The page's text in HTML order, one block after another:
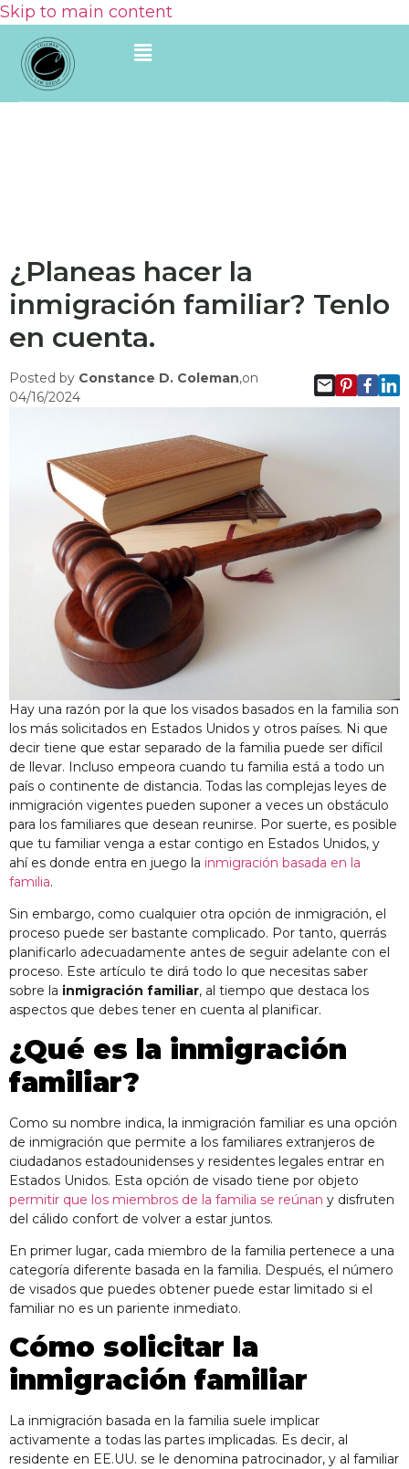
Skip to main content
¿Planeas hacer la
inmigración familiar? Tenlo
en cuenta.
Posted by Constance D. Coleman,on
04/16/2024
Hay una razón por la que los visados basados en la familia son
los más solicitados en Estados Unidos y otros países. Ni que
decir tiene que estar separado de la familia puede ser difícil
de llevar. Incluso empeora cuando tu familia está a todo un
país o continente de distancia. Todas las complejas leyes de
inmigración vigentes pueden suponer a veces un obstáculo
para los familiares que desean reunirse. Por suerte, es posible
que tu familiar venga a estar contigo en Estados Unidos, y
ahí es donde entra en juego la inmigración basada en la
familia.
Sin embargo, como cualquier otra opción de inmigración, el
proceso puede ser bastante complicado. Por tanto, querrás
planificarlo adecuadamente antes de seguir adelante con el
proceso. Este artículo te dirá todo lo que necesitas saber
sobre la inmigración familiar, al tiempo que destaca los
aspectos que debes tener en cuenta al planificar.
¿Qué es la inmigración
familiar?
Como su nombre indica, la inmigración familiar es una opción
de inmigración que permite a los familiares extranjeros de
ciudadanos estadounidenses y residentes legales entrar en
Estados Unidos. Esta opción de visado tiene por objeto
permitir que los miembros de la familia se reúnan y disfruten
del cálido confort de volver a estar juntos.
En primer lugar, cada miembro de la familia pertenece a una
categoría diferente basada en la familia. Después, el número
de visados que puedes obtener puede estar limitado si el
familiar no es un pariente inmediato.
Cómo solicitar la
inmigración familiar
La inmigración basada en la familia suele implicar
activamente a todas las partes implicadas. Es decir, al
residente en EE.UU. se le denomina patrocinador, y al familiar